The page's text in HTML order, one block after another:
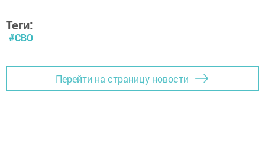
Теги:
#СВО
Перейти на страницу новости